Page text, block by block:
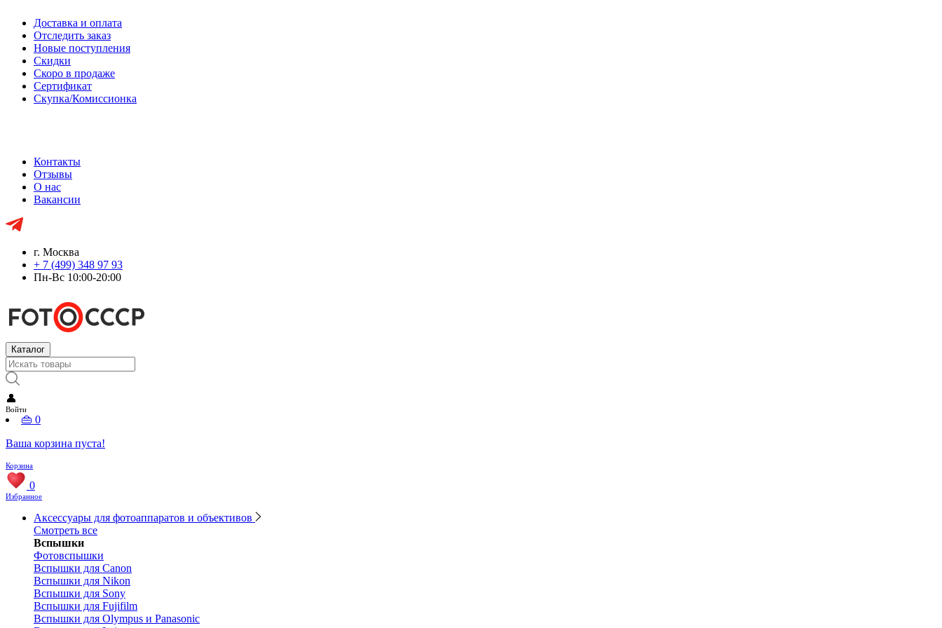
Доставка и оплата
Отследить заказ
Новые поступления
Скидки
Скоро в продаже
Сертификат
Скупка/Комиссионка
Контакты
Отзывы
О нас
Вакансии
г. Москва
+ 7 (499) 348 97 93
Пн-Вс 10:00-20:00
Каталог
👤
Войти
👜 0
Ваша корзина пуста!
Корзина
0
Избранное
Аксессуары для фотоаппаратов и объективов
Смотреть все
Вспышки
Фотовспышки
Вспышки для Canon
Вспышки для Nikon
Вспышки для Sony
Вспышки для Fujifilm
Вспышки для Olympus и Panasonic